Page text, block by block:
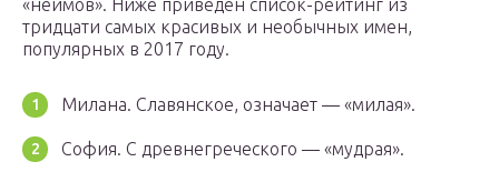
«неймов». Ниже приведен список-рейтинг из
тридцати самых красивых и необычных имен,
популярных в 2017 году.
Милана. Славянское, означает — «милая».
София. С древнегреческого — «мудрая».